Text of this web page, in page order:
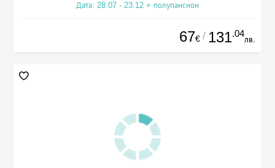
Дата: 28.07 - 23.12 + полупансион
67€ / 131.04
лв.